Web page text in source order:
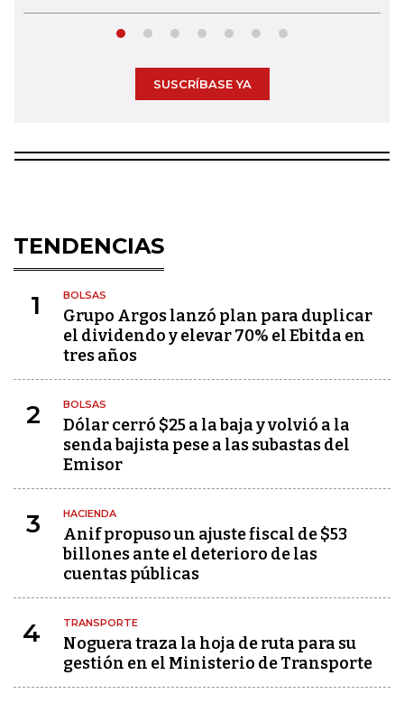
SUSCRÍBASE YA
TENDENCIAS
1 BOLSAS
Grupo Argos lanzó plan para duplicar
el dividendo y elevar 70% el Ebitda en
tres años
2 BOLSAS
Dólar cerró $25 a la baja y volvió a la
senda bajista pese a las subastas del
Emisor
3 HACIENDA
Anif propuso un ajuste fiscal de $53
billones ante el deterioro de las
cuentas públicas
4 TRANSPORTE
Noguera traza la hoja de ruta para su
gestión en el Ministerio de Transporte